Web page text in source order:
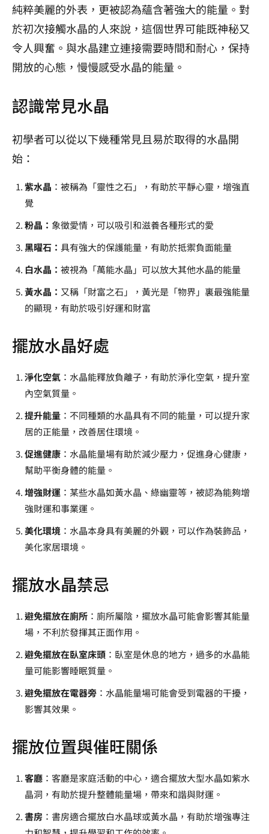
純粹美麗的外表，更被認為蘊含著強大的能量。對
於初次接觸水晶的人來說，這個世界可能既神秘又
令人興奮。與水晶建立連接需要時間和耐心，保持
開放的心態，慢慢感受水晶的能量。
認識常見水晶
初學者可以從以下幾種常見且易於取得的水晶開
始：
紫水晶 ：被稱為「靈性之石」，有助於平靜心靈，增強直
覺
粉晶： 象徵愛情，可以吸引和滋養各種形式的愛
黑曜石： 具有強大的保護能量，有助於抵禦負面能量
白水晶： 被視為「萬能水晶」可以放大其他水晶的能量
黃水晶： 又稱「財富之石」，黃光是「物界」裏最強能量
的顯現，有助於吸引好運和財富
擺放水晶好處
淨化空氣 ：水晶能釋放負離子，有助於淨化空氣，提升室
內空氣質量。
提升能量 ：不同種類的水晶具有不同的能量，可以提升家
居的正能量，改善居住環境。
促進健康 ：水晶能量場有助於減少壓力，促進身心健康，
幫助平衡身體的能量。
增強財運 ：某些水晶如黃水晶、綠幽靈等，被認為能夠增
強財運和事業運。
美化環境 ：水晶本身具有美麗的外觀，可以作為裝飾品，
美化家居環境。
擺放水晶禁忌
避免擺放在廁所 ：廁所屬陰，擺放水晶可能會影響其能量
場，不利於發揮其正面作用。
避免擺放在臥室床頭 ：臥室是休息的地方，過多的水晶能
量可能影響睡眠質量。
避免擺放在電器旁 ：水晶能量場可能會受到電器的干擾，
影響其效果。
擺放位置與催旺關係
客廳 ：客廳是家庭活動的中心，適合擺放大型水晶如紫水
晶洞，有助於提升整體能量場，帶來和諧與財運。
書房 ：書房適合擺放白水晶球或黃水晶，有助於增強專注